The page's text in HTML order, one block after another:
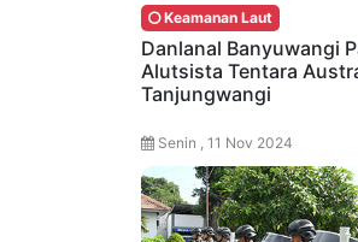
Keamanan Laut
Danlanal Banyuwangi
Alutsista Tentara
Tanjungwangi
Senin , 11 Nov 2024